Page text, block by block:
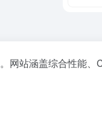
。网站涵盖综合性能、